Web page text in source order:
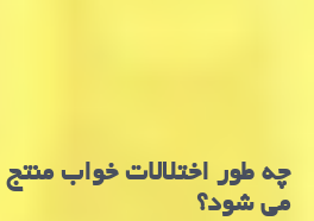
چه طور اختلالات خواب منتج
می شود؟